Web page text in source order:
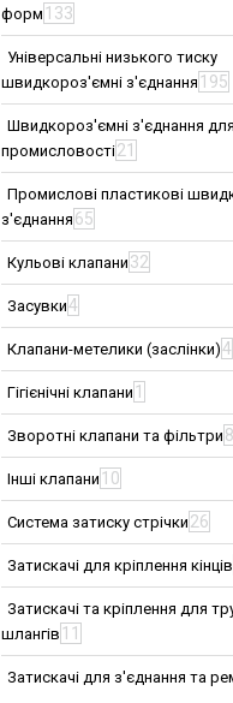
форм 133
Універсальні низького тиску
швидкороз'ємні з'єднання 195
Швидкороз'ємні з'єднання
промисловості21
Промислові пластикові
з'єднання 65
Кульові клапани 32
Засувки4
Клапани-метелики (заслінки)4
Гігієнічні клапани 1
Зворотні клапани та фільтри 8
Інші клапани 10
Система затиску стрічки 26
Затискачі для кріплення кінців
Затискачі та кріплення для
шлангів 11
Затискачі для з'єднання та